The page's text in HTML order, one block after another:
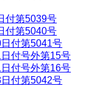
付第5039号
付第5040号
付第5041号
付号外第15号
付号外第16号
付第5042号